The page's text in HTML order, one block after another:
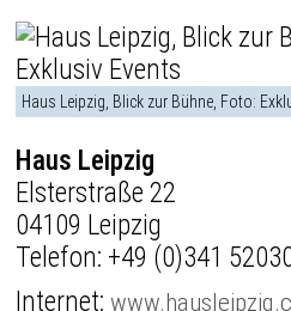
Haus Leipzig, Blick zur Bühne, Foto:
Haus Leipzig
Elsterstraße 22
04109 Leipzig
Telefon: +49 (0)341
Internet: